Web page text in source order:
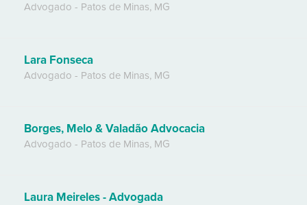
Advogado - Patos de Minas, MG
Lara Fonseca
Advogado - Patos de Minas, MG
Borges, Melo & Valadão Advocacia
Advogado - Patos de Minas, MG
Laura Meireles - Advogada